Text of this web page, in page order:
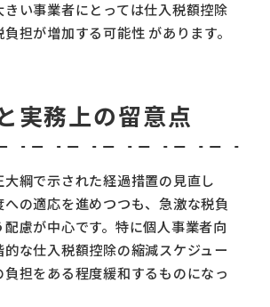
い事業者にとっては仕入税額控除
担が増加する可能性 があります。
実務上の留意点
綱で示された経過措置の見直し
の適応を進めつつも、急激な税負
慮が中心です。特に個人事業者向
な仕入税額控除の縮減スケジュー
担をある程度緩和するものになっ